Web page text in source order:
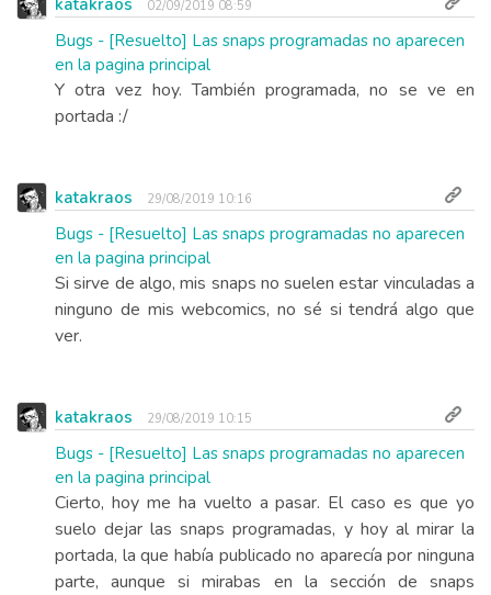
katakraos 02/09/2019 08:59
Bugs - [Resuelto] Las snaps programadas no aparecen
en la pagina principal
Y otra vez hoy. También programada, no se ve en
portada :/
katakraos 29/08/2019 10:16
Bugs - [Resuelto] Las snaps programadas no aparecen
en la pagina principal
Si sirve de algo, mis snaps no suelen estar vinculadas a
ninguno de mis webcomics, no sé si tendrá algo que
ver.
katakraos 29/08/2019 10:15
Bugs - [Resuelto] Las snaps programadas no aparecen
en la pagina principal
Cierto, hoy me ha vuelto a pasar. El caso es que yo
suelo dejar las snaps programadas, y hoy al mirar la
portada, la que había publicado no aparecía por ninguna
parte, aunque si mirabas en la sección de snaps